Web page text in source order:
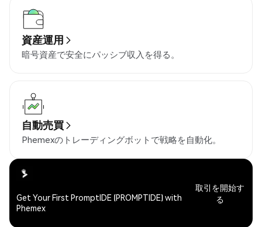
資産運用
暗号資産で安全にパッシブ収入を得る。
自動売買
Phemexのトレーディングボットで戦略を自動化。
Get Your First PromptIDE (PROMPTIDE) with
Phemex
取引を開始す
る